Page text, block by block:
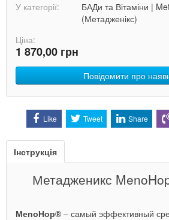
У категорії:
БАДи та Вітаміни |
(Метадженікс)
Ціна:
1 870,00 грн
Повідомити про
Like Tweet Share
Інструкція
Метадженикс
MenoHop® – самый эффективный